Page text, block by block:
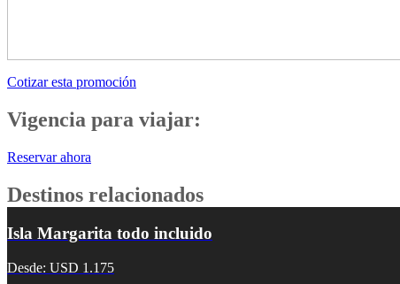
Cotizar esta promoción
Vigencia para viajar:
Reservar ahora
Destinos relacionados
Isla Margarita todo incluido
Desde: USD 1.175